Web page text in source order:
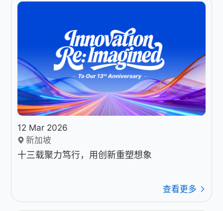
12 Mar 2026
新加坡
十三载聚力笃行，用创新重塑想象
查看更多